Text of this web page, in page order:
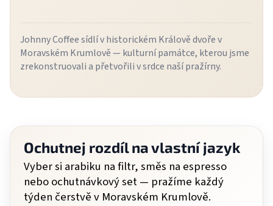
Johnny Coffee sídlí v historickém Králově dvoře v
Moravském Krumlově — kulturní památce, kterou jsme
zrekonstruovali a přetvořili v srdce naší pražírny.
Ochutnej rozdíl na vlastní jazyk
Vyber si arabiku na filtr, směs na espresso
nebo ochutnávkový set — pražíme každý
týden čerstvě v Moravském Krumlově.